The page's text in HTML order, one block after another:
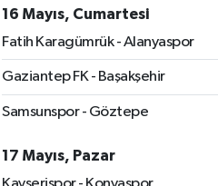
16 Mayıs, Cumartesi
Fatih Karagümrük - Alanyaspor
Gaziantep FK - Başakşehir
Samsunspor - Göztepe
17 Mayıs, Pazar